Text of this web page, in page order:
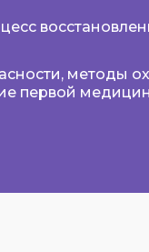
методы
первой